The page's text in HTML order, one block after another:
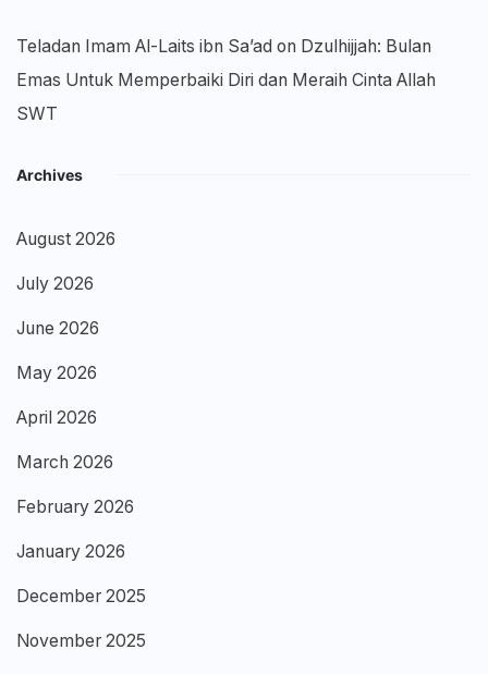
Teladan Imam Al-Laits ibn Sa’ad on Dzulhijjah: Bulan
Emas Untuk Memperbaiki Diri dan Meraih Cinta Allah
SWT
Archives
August 2026
July 2026
June 2026
May 2026
April 2026
March 2026
February 2026
January 2026
December 2025
November 2025